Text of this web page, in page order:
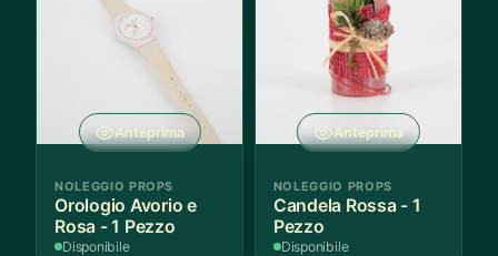
Anteprima
NOLEGGIO PROPS
Orologio Avorio e
Rosa - 1 Pezzo
Disponibile
Anteprima
NOLEGGIO PROPS
Candela Rossa - 1
Pezzo
Disponibile